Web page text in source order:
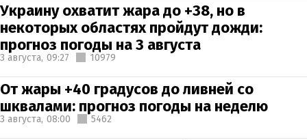
Украину охватит жара до +38, но в
некоторых областях пройдут дожди:
прогноз погоды на 3 августа
3 августа, 09:27 10979
От жары +40 градусов до ливней со
шквалами: прогноз погоды на неделю
3 августа, 08:00 5462